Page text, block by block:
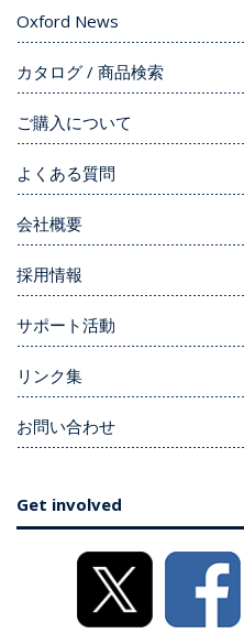
Oxford News
カタログ / 商品検索
ご購入について
よくある質問
会社概要
採用情報
サポート活動
リンク集
お問い合わせ
Get involved